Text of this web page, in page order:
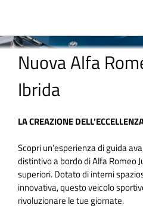
Nuova Alfa
Ibrida
LA CREAZIONE
Scopri un’esperienza di guida
distintivo a bordo di Alfa Romeo
superiori. Dotato di interni
innovativa, questo veicolo
rivoluzionare le tue giornate.